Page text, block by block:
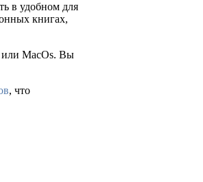
в удобном для
книгах,
или MacOs. Вы
, что